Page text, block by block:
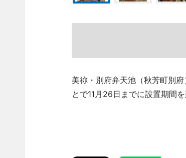
美祢・別府弁天池（秋芳町別
とで11月26日までに設置期間を